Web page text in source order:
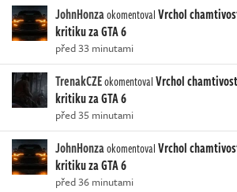
JohnHonzaokomentovalVrchol
kritiku za GTA 6
před 33 minutami
TrenakCZEokomentovalVrchol
kritiku za GTA 6
před 35 minutami
JohnHonzaokomentovalVrchol
kritiku za GTA 6
před 36 minutami